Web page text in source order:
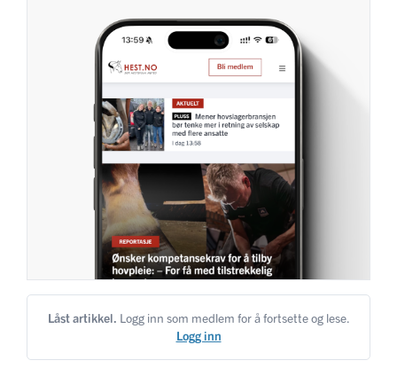
Låst artikkel. Logg inn som medlem for å fortsette og lese.
Logg inn